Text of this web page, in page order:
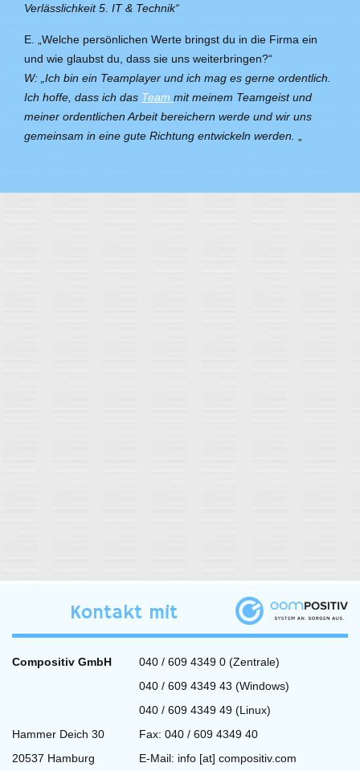
Verlässlichkeit 5. IT & Technik“
E. „Welche persönlichen Werte bringst du in die Firma ein
und wie glaubst du, dass sie uns weiterbringen?“
W: „ Ich bin ein Teamplayer und ich mag es gerne ordentlich.
Ich hoffe, dass ich das Team mit meinem Teamgeist und
meiner ordentlichen Arbeit bereichern werde und wir uns
gemeinsam in eine gute Richtung entwickeln werden.
Kontakt mit
Compositiv GmbH
040 / 609 4349 0 (Zentrale)
040 / 609 4349 43 (Windows)
040 / 609 4349 49 (Linux)
Hammer Deich 30
Fax: 040 / 609 4349 40
20537 Hamburg
E-Mail: info [at] compositiv.com